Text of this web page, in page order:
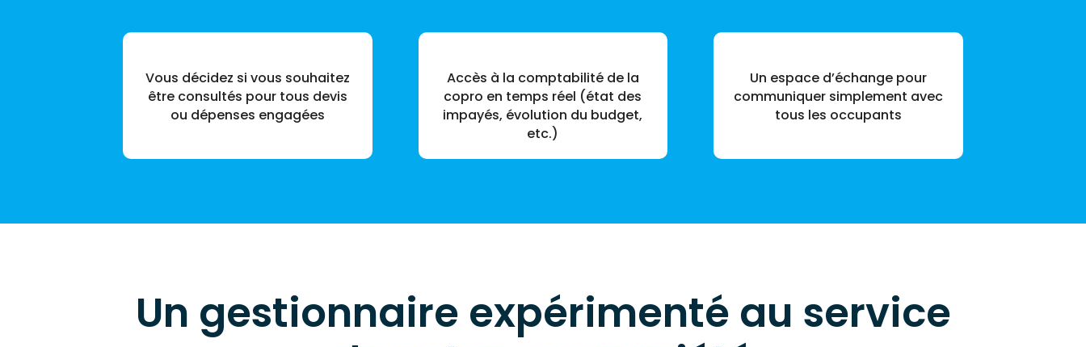
Vous décidez si vous souhaitez
être consultés pour tous devis
ou dépenses engagées
Accès à la comptabilité de la
copro en temps réel (état des
impayés, évolution du budget,
etc.)
Un espace d’échange pour
communiquer simplement avec
tous les occupants
Un gestionnaire expérimenté au service